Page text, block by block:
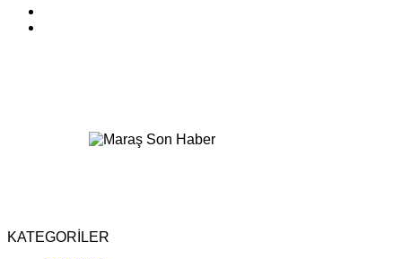
KATEGORİLER